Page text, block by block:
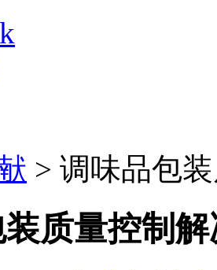
> 调味品包
质量控制